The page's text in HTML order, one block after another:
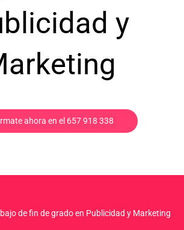
y
ahora en el 657 918 338
de fin de grado en Publicidad y Marketing